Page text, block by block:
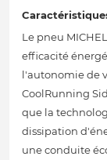
Le pneu
efficacité
l'autonomie de
CoolRunning
que la
dissipation
une conduite